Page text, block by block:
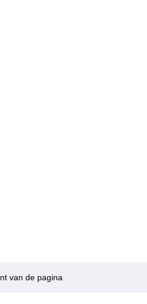
van de pagina